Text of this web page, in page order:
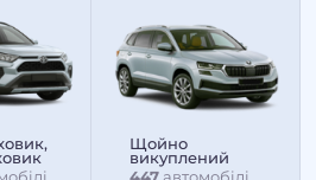
Щойно
викуплений
447 автомобілі